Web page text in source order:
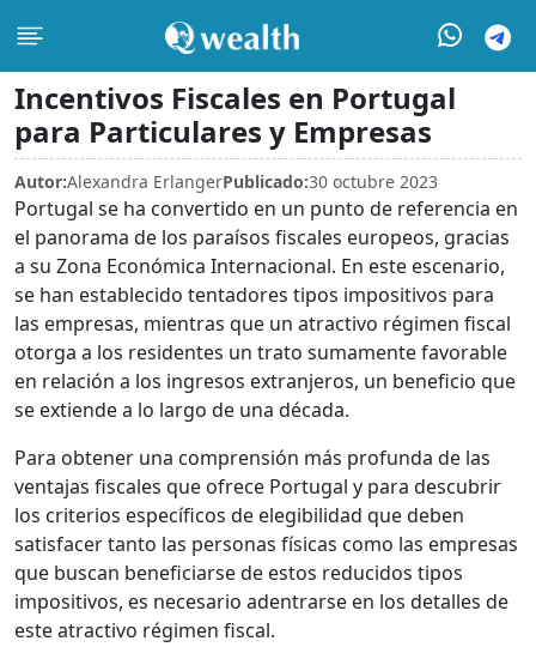
Incentivos Fiscales en Portugal
para Particulares y Empresas
Autor:Alexandra ErlangerPublicado:30 octubre 2023
Portugal se ha convertido en un punto de referencia en
el panorama de los paraísos fiscales europeos, gracias
a su Zona Económica Internacional. En este escenario,
se han establecido tentadores tipos impositivos para
las empresas, mientras que un atractivo régimen fiscal
otorga a los residentes un trato sumamente favorable
en relación a los ingresos extranjeros, un beneficio que
se extiende a lo largo de una década.
Para obtener una comprensión más profunda de las
ventajas fiscales que ofrece Portugal y para descubrir
los criterios específicos de elegibilidad que deben
satisfacer tanto las personas físicas como las empresas
que buscan beneficiarse de estos reducidos tipos
impositivos, es necesario adentrarse en los detalles de
este atractivo régimen fiscal.